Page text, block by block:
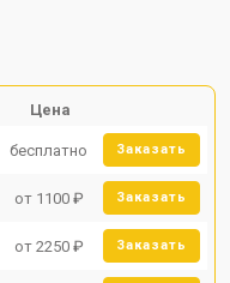
Цена
бесплатно Заказать
от 1100 ₽ Заказать
от 2250 ₽ Заказать